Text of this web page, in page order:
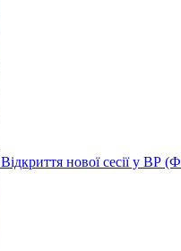
Відкриття нової сесії у ВР